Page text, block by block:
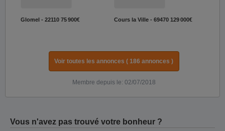
Glomel - 22110 75 900€ Cours la Ville - 69470 129 000€
Voir toutes les annonces ( 186 annonces )
Membre depuis le: 02/07/2018
Vous n'avez pas trouvé votre bonheur ?